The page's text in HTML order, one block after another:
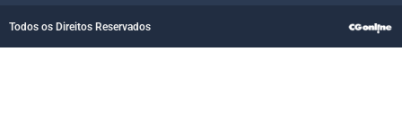
Todos os Direitos Reservados